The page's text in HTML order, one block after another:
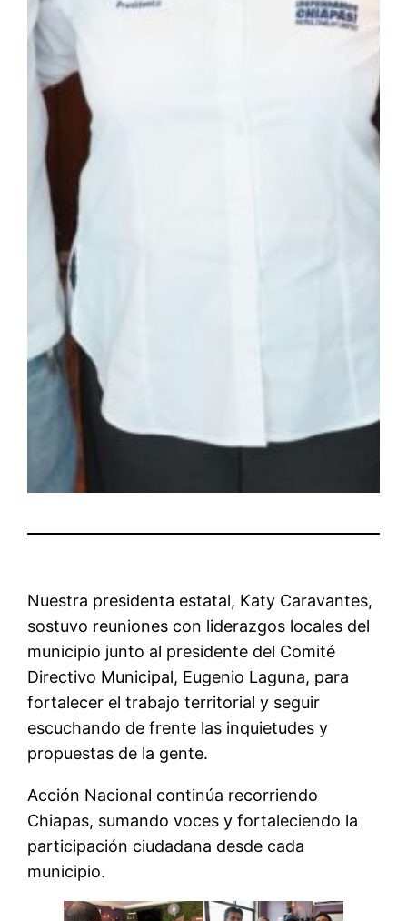
Nuestra presidenta estatal, Katy Caravantes,
sostuvo reuniones con liderazgos locales del
municipio junto al presidente del Comité
Directivo Municipal, Eugenio Laguna, para
fortalecer el trabajo territorial y seguir
escuchando de frente las inquietudes y
propuestas de la gente.
Acción Nacional continúa recorriendo
Chiapas, sumando voces y fortaleciendo la
participación ciudadana desde cada
municipio.